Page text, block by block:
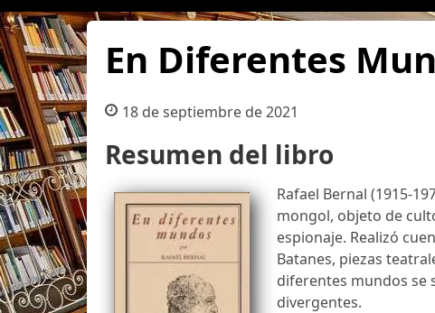
En Diferentes
18 de septiembre de 2021
Resumen del libro
Rafael Bernal (1915-
mongol, objeto de
espionaje. Realizó
Batanes, piezas
diferentes mundos se
divergentes.